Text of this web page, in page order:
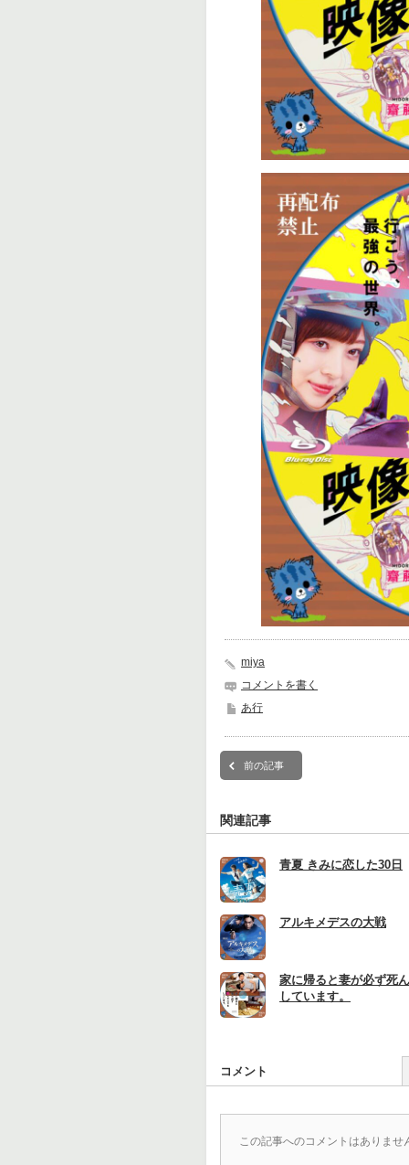
miya
コメントを書く
あ行
前の記事
関連記事
青夏 きみに恋した30日
アルキメデスの大戦
家に帰ると妻が必ず死
しています。
コメント
この記事へのコメントはありませ